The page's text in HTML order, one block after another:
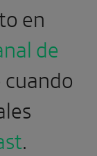
en
de
.